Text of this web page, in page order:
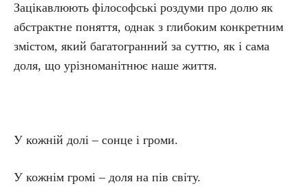
Зацікавлюють філософські роздуми про долю як
абстрактне поняття, однак з глибоким конкретним
змістом, який багатогранний за суттю, як і сама
доля, що урізноманітнює наше життя.
У кожній долі – сонце і громи.
У кожнім громі – доля на пів світу.